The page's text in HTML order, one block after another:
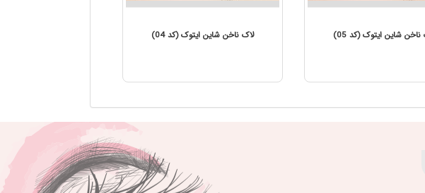
لاک ناخن شاین ایتوک (کد 04) ناخن شاین ایتوک (کد 05)